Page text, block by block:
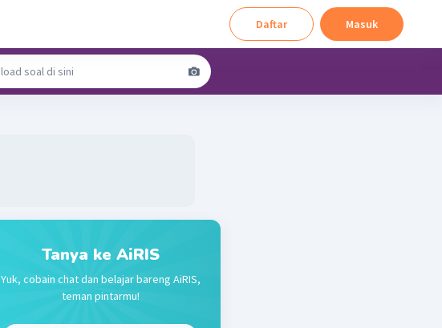
Daftar Masuk
Tanya ke AiRIS
Yuk, cobain chat dan belajar bareng AiRIS,
teman pintarmu!